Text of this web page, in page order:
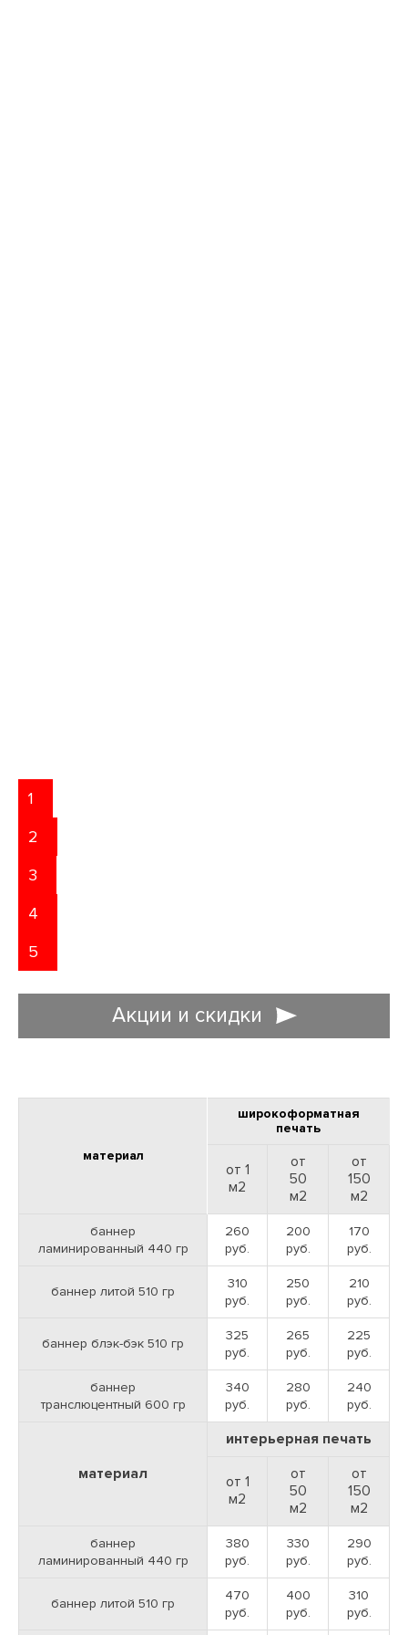
1
2
3
4
5
Акции и скидки
- дообрезной формат макета
- - поле для вашей информации
- - контур реза макета
Мы принимаем файлы:
ДОСТАВЛЯЕМ ЗАКАЗЫ ПО МОСКВЕ И
Доставляем полиграфическую продукцию в любых объемах
Наша типография доставляет заказы в день
готовности тиража. Время, которое придётся
затратить на изготовление заказанной вами
продукции, зависит от сложности работы. Сроки
заранее оговариваются с менеджером — вы будете
знать, в какой из дней вам ждать звонка от
продукции мы дополнительно связываемся с
клиентом и вновь оговариваем условия доставки.
В течение суток вы получите свой заказ.
Наличный расчет (для частных лиц)
Это самый распространенный способ оплаты, который
выбирают наши частные клиенты. Он предполагает, что
заказ оплачивается в момент его оформления – вам
нужно просто приехать к нам и передать деньги.
Перевод денег на карту сбербанк
Этот способ оплаты предусмотрен на тот случай, если
вы делаете заказ в режиме онлайн и не имеете
Согласен(-а) на
обработку персональных
данных
ЗАКАЗАТЬ
материал
широкоформатная
печать
от 1
м2
от
50
м2
от
150
м2
баннер
ламинированный 440 гр
260
руб.
200
руб.
170
руб.
баннер литой 510 гр
310
руб.
250
руб.
210
руб.
баннер блэк-бэк 510 гр
325
руб.
265
руб.
225
руб.
баннер
транслюцентный 600 гр
340
руб.
280
руб.
240
руб.
материал
интерьерная печать
от 1
м2
от
50
м2
от
150
м2
баннер
ламинированный 440 гр
380
руб.
330
руб.
290
руб.
баннер литой 510 гр
470
руб.
400
руб.
310
руб.